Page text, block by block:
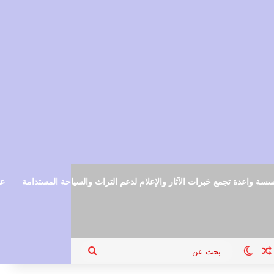
واعدة تجمع خبرات الآثار والإعلام لدعم التراث والسياحة المستدامة
الدخول
مقال عشوائي
الوضع المظلم
بحث